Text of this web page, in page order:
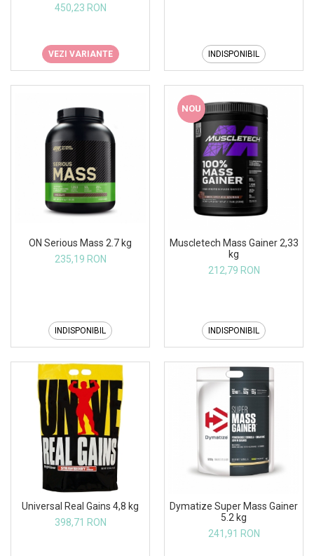
450,23 RON
VEZI VARIANTE INDISPONIBIL
ON Serious Mass 2.7 kg
235,19 RON
INDISPONIBIL
NOU
Muscletech Mass Gainer 2,33
kg
212,79 RON
INDISPONIBIL
Universal Real Gains 4,8 kg
398,71 RON
Dymatize Super Mass Gainer
5.2 kg
241,91 RON